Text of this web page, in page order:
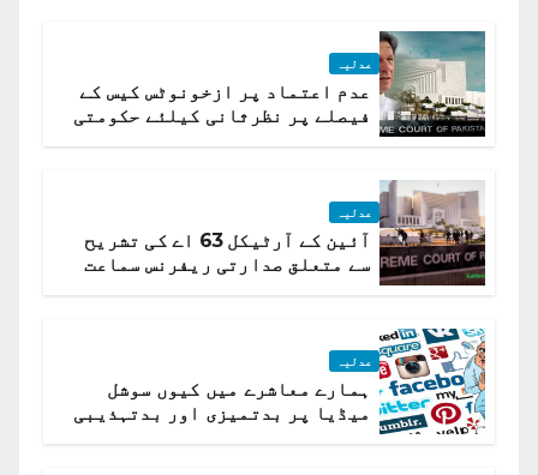
عدلیہ
عدم اعتماد پر ازخونوٹس کیس کے
فیصلے پر نظرثانی کیلئے حکومتی
عدلیہ
آئین کے آرٹیکل 63 اے کی تشریح
سے متعلق صدارتی ریفرنس سماعت
عدلیہ
ہمارے معاشرے میں کیوں سوشل
میڈیا پر بدتمیزی اور بدتہذیبی